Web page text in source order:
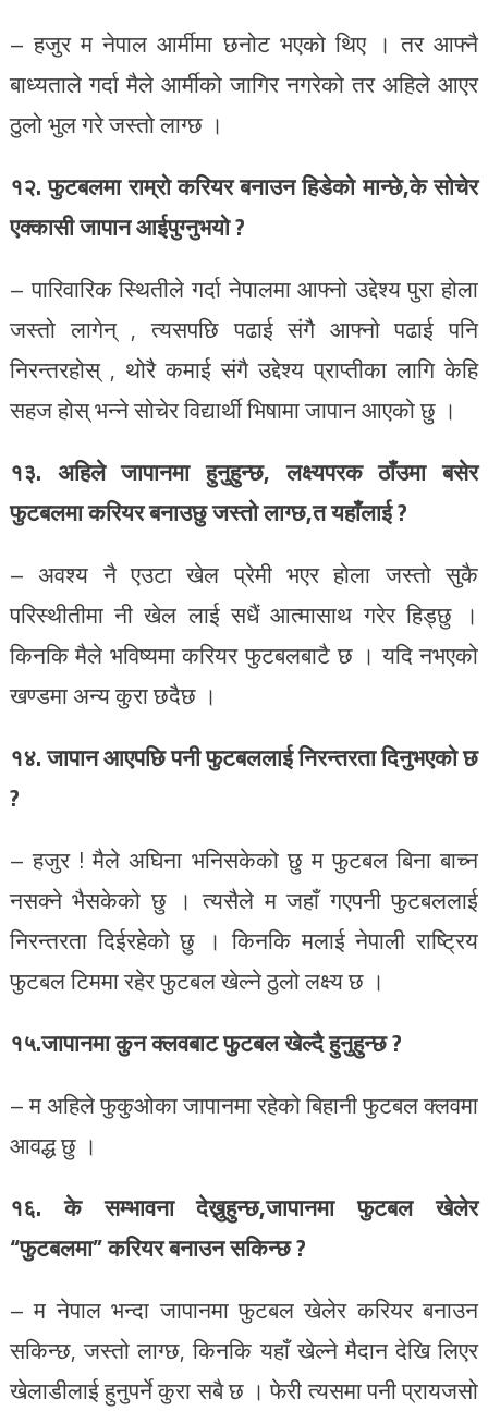
– हजुर म नेपाल आर्मीमा छनोट भएको थिए । तर आफ्नै
बाध्यताले गर्दा मैले आर्मीको जागिर नगरेको तर अहिले आएर
ठुलो भुल गरे जस्तो लाग्छ ।
१२. फुटबलमा राम्रो करियर बनाउन हिडेको मान्छे,के सोचेर
एक्कासी जापान आईपुग्नुभयो ?
– पारिवारिक स्थितीले गर्दा नेपालमा आफ्नो उद्देश्य पुरा होला
जस्तो लागेन् , त्यसपछि पढाई संगै आफ्नो पढाई पनि
निरन्तरहोस् , थोरै कमाई संगै उद्देश्य प्राप्तीका लागि केहि
सहज होस् भन्ने सोचेर विद्यार्थी भिषामा जापान आएको छु ।
१३. अहिले जापानमा हुनुहुन्छ, लक्ष्यपरक ठाँउमा बसेर
फुटबलमा करियर बनाउछु जस्तो लाग्छ,त यहाँलाई ?
– अवश्य नै एउटा खेल प्रेमी भएर होला जस्तो सुकै
परिस्थीतीमा नी खेल लाई सधैं आत्मासाथ गरेर हिड्छु ।
किनकि मैले भविष्यमा करियर फुटबलबाटै छ । यदि नभएको
खण्डमा अन्य कुरा छदैछ ।
१४. जापान आएपछि पनी फुटबललाई निरन्तरता दिनुभएको छ
?
– हजुर ! मैले अघिना भनिसकेको छु म फुटबल बिना बाच्न
नसक्ने भैसकेको छु । त्यसैले म जहाँ गएपनी फुटबललाई
निरन्तरता दिईरहेको छु । किनकि मलाई नेपाली राष्ट्रिय
फुटबल टिममा रहेर फुटबल खेल्ने ठुलो लक्ष्य छ ।
१५.जापानमा कुन क्लवबाट फुटबल खेल्दै हुनुहुन्छ ?
– म अहिले फुकुओका जापानमा रहेको बिहानी फुटबल क्लवमा
आवद्ध छु ।
१६. के सम्भावना देख्नुहुन्छ,जापानमा फुटबल खेलेर
“फुटबलमा” करियर बनाउन सकिन्छ ?
– म नेपाल भन्दा जापानमा फुटबल खेलेर करियर बनाउन
सकिन्छ, जस्तो लाग्छ, किनकि यहाँ खेल्ने मैदान देखि लिएर
खेलाडीलाई हुनुपर्ने कुरा सबै छ । फेरी त्यसमा पनी प्रायजसो